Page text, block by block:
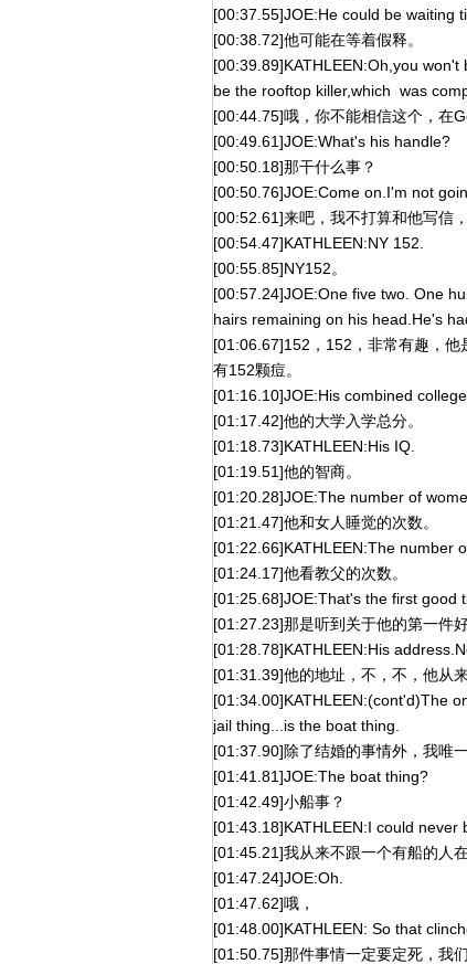
[00:37.55]JOE:He could be waiting
[00:38.72]他可能在等着假释。
[00:39.89]KATHLEEN:Oh,you
be the rooftop killer,which was
[00:44.75]哦，你不能相信这个，在
[00:49.61]JOE:What's his handle?
[00:50.18]那干什么事？
[00:50.76]JOE:Come on.I'm not
[00:52.61]来吧，我不打算和他写信
[00:54.47]KATHLEEN:NY 152.
[00:55.85]NY152。
[00:57.24]JOE:One five two. One
hairs remaining on his head.He's
[01:06.67]152，152，非常有趣，
有152颗痘。
[01:16.10]JOE:His combined
[01:17.42]他的大学入学总分。
[01:18.73]KATHLEEN:His IQ.
[01:19.51]他的智商。
[01:20.28]JOE:The number of
[01:21.47]他和女人睡觉的次数。
[01:22.66]KATHLEEN:The number
[01:24.17]他看教父的次数。
[01:25.68]JOE:That's the first good
[01:27.23]那是听到关于他的第一件好
[01:28.78]KATHLEEN:His
[01:31.39]他的地址，不，不，他从
[01:34.00]KATHLEEN:(cont'd)The
jail thing...is the boat thing.
[01:37.90]除了结婚的事情外，我唯
[01:41.81]JOE:The boat thing?
[01:42.49]小船事？
[01:43.18]KATHLEEN:I could never
[01:45.21]我从来不跟一个有船的人在
[01:47.24]JOE:Oh.
[01:47.62]哦，
[01:48.00]KATHLEEN: So that
[01:50.75]那件事情一定要定死，我